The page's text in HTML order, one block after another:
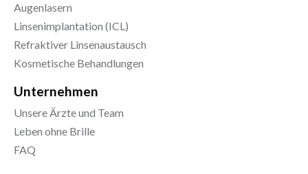
Augenlasern
Linsenimplantation (ICL)
Refraktiver Linsenaustausch
Kosmetische Behandlungen
Unternehmen
Unsere Ärzte und Team
Leben ohne Brille
FAQ